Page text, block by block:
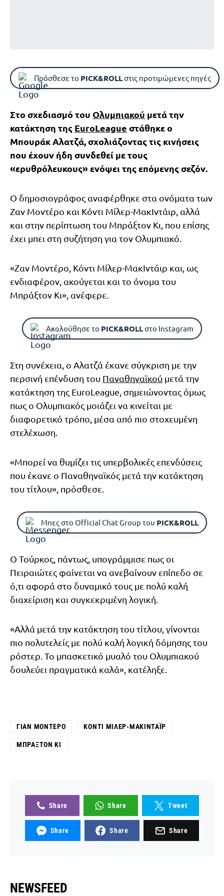
Πρόσθεσε το PICK&ROLLστις προτιμώμενες πηγές
Στο σχεδιασμό του Ολυμπιακού μετά την
κατάκτηση της EuroLeague στάθηκε ο
Μπουράκ Αλατζά, σχολιάζοντας τις κινήσεις
που έχουν ήδη συνδεθεί με τους
«ερυθρόλευκους» ενόψει της επόμενης σεζόν.
Ο δημοσιογράφος αναφέρθηκε στα ονόματα των
Ζαν Μοντέρο και Κόντι Μίλερ-ΜακΙντάιρ, αλλά
και στην περίπτωση του Μπράξτον Κι, που επίσης
έχει μπει στη συζήτηση για τον Ολυμπιακό.
«Ζαν Μοντέρο, Κόντι Μίλερ-ΜακΙντάιρ και, ως
ενδιαφέρον, ακούγεται και το όνομα του
Μπράξτον Κι», ανέφερε.
Ακολούθησε το PICK&ROLLστο Instagram
Στη συνέχεια, ο Αλατζά έκανε σύγκριση με την
περσινή επένδυση του Παναθηναϊκού μετά την
κατάκτηση της EuroLeague, σημειώνοντας όμως
πως ο Ολυμπιακός μοιάζει να κινείται με
διαφορετικό τρόπο, μέσα από πιο στοχευμένη
στελέχωση.
«Μπορεί να θυμίζει τις υπερβολικές επενδύσεις
που έκανε ο Παναθηναϊκός μετά την κατάκτηση
του τίτλου», πρόσθεσε.
Μπες στο Official Chat Group του PICK&ROLL
Ο Τούρκος, πάντως, υπογράμμισε πως οι
Πειραιώτες φαίνεται να ανεβαίνουν επίπεδο σε
ό,τι αφορά στο δυναμικό τους με πολύ καλή
διαχείριση και συγκεκριμένη λογική.
«Αλλά μετά την κατάκτηση του τίτλου, γίνονται
πιο πολυτελείς με πολύ καλή λογική δόμησης του
ρόστερ. Το μπασκετικό μυαλό του Ολυμπιακού
δουλεύει πραγματικά καλά», κατέληξε.
ΓΙΑΝ ΜΟΝΤΈΡΟ ΚΌΝΤΙ ΜΊΛΕΡ-ΜΑΚΙΝΤΆΙΡ
ΜΠΡΆΞΤΟΝ ΚΙ
Share Share Tweet
Share Share Share
NEWSFEED